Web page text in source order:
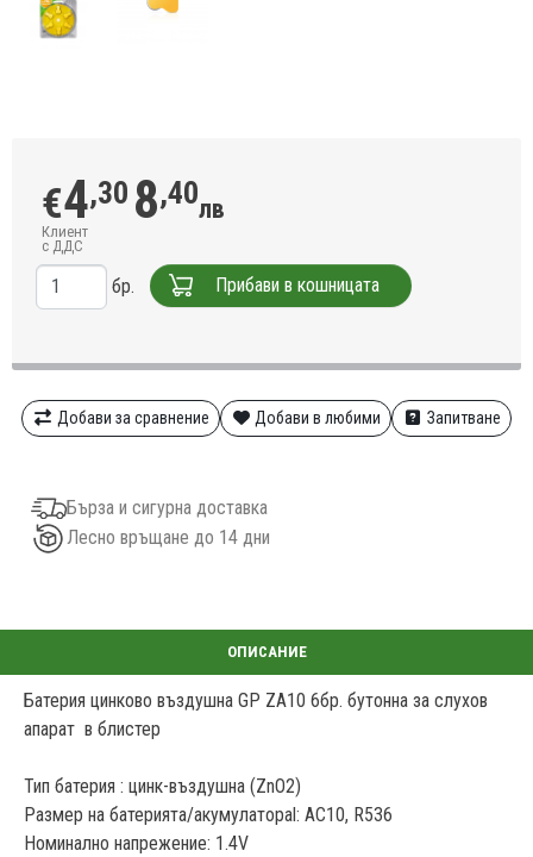
€4,30 8,40лв
Клиент
с ДДС
бр. Прибави в кошницата
Добави за сравнение Добави в любими Запитване
Бърза и сигурна доставка
Лесно връщане до 14 дни
Батерия цинково въздушна GP ZA10 6бр. бутонна за слухов
апарат в блистер
Тип батерия : цинк-въздушна (ZnO2)
Размер на батерията/акумулатораl: AC10, R536
Номинално напрежение: 1.4V